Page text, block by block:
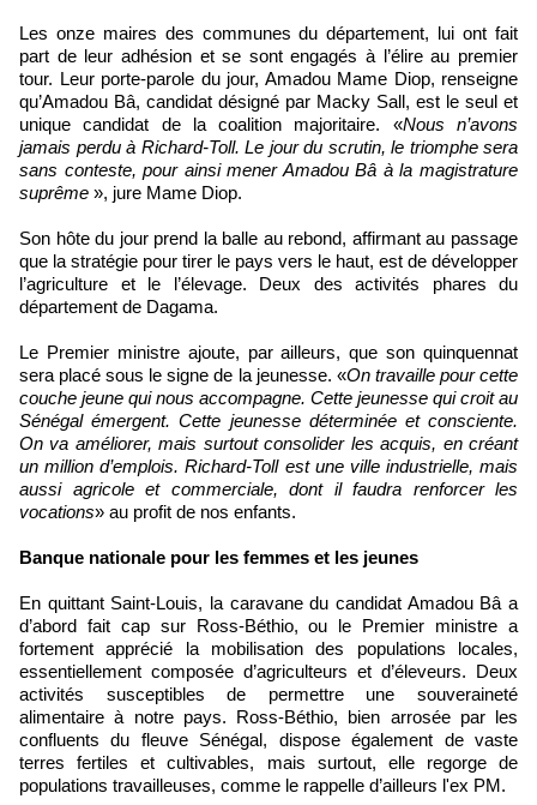
Les onze maires des communes du département, lui ont fait
part de leur adhésion et se sont engagés à l’élire au premier
tour. Leur porte-parole du jour, Amadou Mame Diop, renseigne
qu’Amadou Bâ, candidat désigné par Macky Sall, est le seul et
unique candidat de la coalition majoritaire. «Nous n’avons
jamais perdu à Richard-Toll. Le jour du scrutin, le triomphe sera
sans conteste, pour ainsi mener Amadou Bâ à la magistrature
suprême », jure Mame Diop.
Son hôte du jour prend la balle au rebond, affirmant au passage
que la stratégie pour tirer le pays vers le haut, est de développer
l’agriculture et le l’élevage. Deux des activités phares du
département de Dagama.
Le Premier ministre ajoute, par ailleurs, que son quinquennat
sera placé sous le signe de la jeunesse. «On travaille pour cette
couche jeune qui nous accompagne. Cette jeunesse qui croit au
Sénégal émergent. Cette jeunesse déterminée et consciente.
On va améliorer, mais surtout consolider les acquis, en créant
un million d’emplois. Richard-Toll est une ville industrielle, mais
aussi agricole et commerciale, dont il faudra renforcer les
vocations» au profit de nos enfants.
Banque nationale pour les femmes et les jeunes
En quittant Saint-Louis, la caravane du candidat Amadou Bâ a
d’abord fait cap sur Ross-Béthio, ou le Premier ministre a
fortement apprécié la mobilisation des populations locales,
essentiellement composée d’agriculteurs et d’éleveurs. Deux
activités susceptibles de permettre une souveraineté
alimentaire à notre pays. Ross-Béthio, bien arrosée par les
confluents du fleuve Sénégal, dispose également de vaste
terres fertiles et cultivables, mais surtout, elle regorge de
populations travailleuses, comme le rappelle d’ailleurs l'ex PM.